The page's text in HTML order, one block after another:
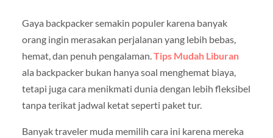
Gaya backpacker semakin populer karena banyak
orang ingin merasakan perjalanan yang lebih bebas,
hemat, dan penuh pengalaman. Tips Mudah Liburan
ala backpacker bukan hanya soal menghemat biaya,
tetapi juga cara menikmati dunia dengan lebih fleksibel
tanpa terikat jadwal ketat seperti paket tur.
Banyak traveler muda memilih cara ini karena mereka